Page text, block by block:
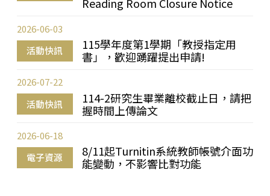
Reading Room Closure Notice
活動快訊
115學年度第1學期「教授指定用
書」，歡迎踴躍提出申請!
2026-06-03
活動快訊
114-2研究生畢業離校截止日，請把
握時間上傳論文
2026-07-22
電子資源
8/11起Turnitin系統教師帳號介面功
能變動，不影響比對功能
2026-06-18